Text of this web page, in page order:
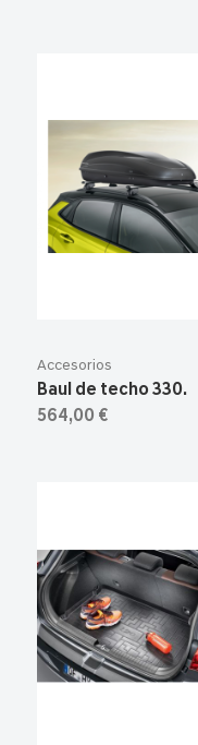
Accesorios
Baul de techo 330.
564,00 €